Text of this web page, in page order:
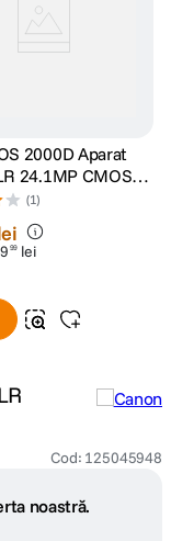
2000D Aparat
24.1MP CMOS
EF-S 18-
5.6 III Negru
(1)
99 lei
Cod: 125045948
noastră.